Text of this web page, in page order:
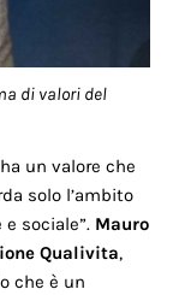
di valori del
un valore che
solo l’ambito
sociale”. Mauro
Qualivita,
che è un